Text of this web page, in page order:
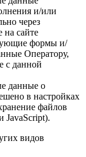
и/или
через
сайте
формы и/
Оператору,
с данной
данные о
в настройках
файлов
JavaScript).
видов